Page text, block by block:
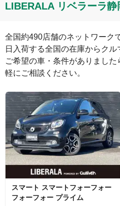
LIBERALA リベラーラ静
全国約490店舗のネットワーク
日入荷する全国の在庫からクル
ご希望の車・条件がありまし
軽にご相談ください。
スマート スマートフォーフォー
フォーフォー プライム